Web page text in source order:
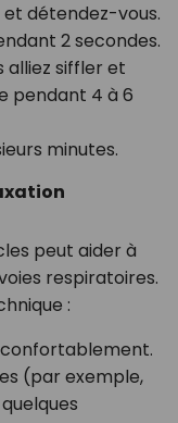
détendez-vous.
2 secondes.
alliez siffler et
pendant 4 à 6
minutes.
peut aider à
respiratoires.
:
(par exemple,